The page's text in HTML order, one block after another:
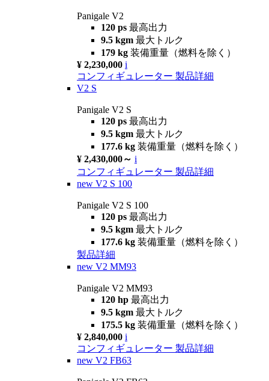
Panigale V2
120 ps 最高出力
9.5 kgm 最大トルク
179 kg 装備重量（燃料を除く）
¥ 2,230,000 i
コンフィギュレーター 製品詳細
V2 S
Panigale V2 S
120 ps 最高出力
9.5 kgm 最大トルク
177.6 kg 装備重量（燃料を除く）
¥ 2,430,000～ i
コンフィギュレーター 製品詳細
new V2 S 100
Panigale V2 S 100
120 ps 最高出力
9.5 kgm 最大トルク
177.6 kg 装備重量（燃料を除く）
製品詳細
new V2 MM93
Panigale V2 MM93
120 hp 最高出力
9.5 kgm 最大トルク
175.5 kg 装備重量（燃料を除く）
¥ 2,840,000 i
コンフィギュレーター 製品詳細
new V2 FB63